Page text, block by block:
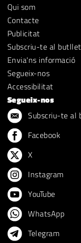
Qui som
Contacte
Publicitat
Subscriu-te al
Envia'ns informació
Segueix-nos
Accessibilitat
Segueix-nos
Subscriu-te al
Facebook
X
Instagram
YouTube
WhatsApp
Telegram